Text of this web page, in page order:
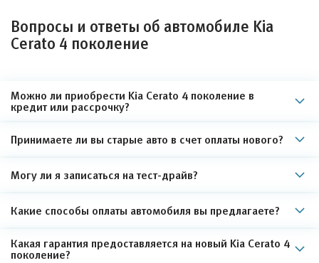
Вопросы и ответы об автомобиле Kia
Cerato 4 поколение
Можно ли приобрести Kia Cerato 4 поколение в
кредит или рассрочку?
Принимаете ли вы старые авто в счет оплаты нового?
Могу ли я записаться на тест-драйв?
Какие способы оплаты автомобиля вы предлагаете?
Какая гарантия предоставляется на новый Kia Cerato 4
поколение?